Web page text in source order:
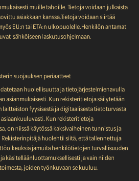
muille tahoille. Tietoja voidaan julkaista
asiakkaan kanssa.Tietoja voidaan siirtää
EU:n tai ETA:n ulkopuolelle.Henkilön antamat
sähköiseen laskutusohjelmaan.
suojauksen periaatteet
huolellisuutta ja tietojärjestelmienavulla
asianmukaisesti. Kun rekisteritietoja säilytetään
fyysisestä ja digitaalisesta tietoturvasta
Kun rekisteritietoja
on niissä käytössä kaksivaiheinen tunnistus ja
Rekisterinpitäjä huolehtii siitä, että tallennettuja
jamuita henkilötietojen turvallisuuden
käsitelläänluottamuksellisesti ja vain niiden
joiden työnkuvaan se kuuluu.